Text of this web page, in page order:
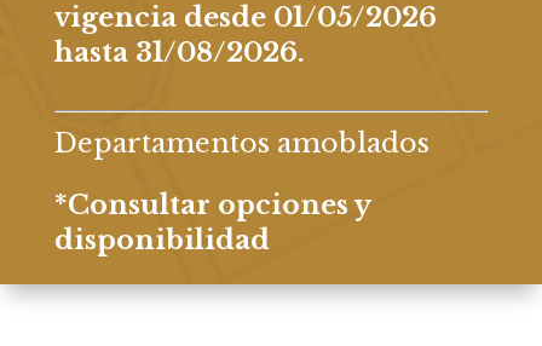
vigencia desde 01/05/2026
hasta 31/08/2026.
Departamentos amoblados
*Consultar opciones y
disponibilidad